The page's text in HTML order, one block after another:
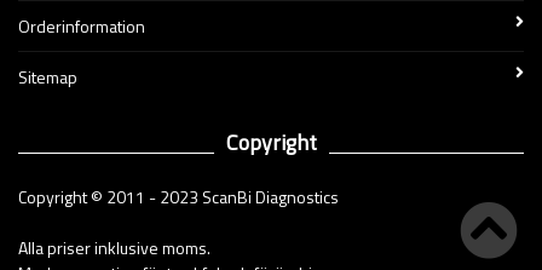
Orderinformation
Sitemap
Copyright
Copyright © 2011 - 2023 ScanBi Diagnostics
Alla priser inklusive moms.